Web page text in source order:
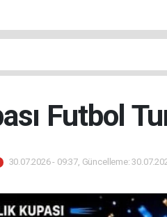
Futbol
30.07.2026 - 09:37, Güncelleme: